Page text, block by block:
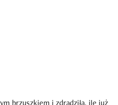
brzuszkiem i zdradziła, ile już